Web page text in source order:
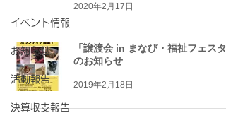
イベント情報
お知らせ
活動報告
決算収支報告
2020年2月17日
「譲渡会 in まなび・福祉フェスタ
のお知らせ
2019年2月18日